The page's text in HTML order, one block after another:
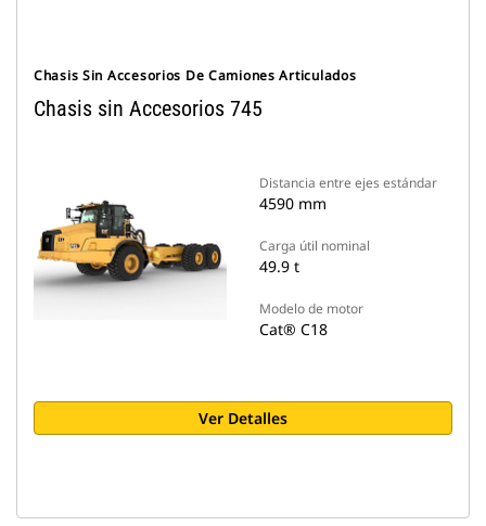
Chasis Sin Accesorios De Camiones Articulados
Chasis sin Accesorios 745
Distancia entre ejes estándar
4590 mm
Carga útil nominal
49.9 t
Modelo de motor
Cat® C18
Ver Detalles